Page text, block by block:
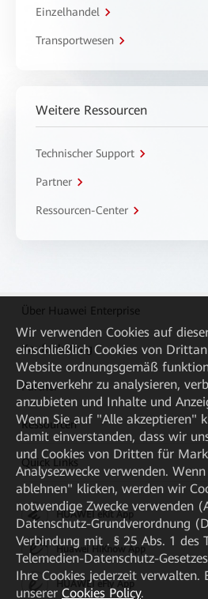
Einzelhandel
Transportwesen
Weitere Ressourcen
Technischer Support
Partner
Ressourcen-Center
Über Huawei Enterprise
Kaufanleitung
Partner
Ressourcen
Quick Links
HUAWEI eKit App
Huawei HiKnow App
HUAWEI eFly App
Wir verwenden Cookies auf
einschließlich Cookies von
Website ordnungsgemäß
Datenverkehr zu analysieren,
anzubieten und Inhalte und
Wenn Sie auf "Alle akzeptieren"
damit einverstanden, dass wir
und Cookies von Dritten für
Analysezwecke verwenden.
ablehnen" klicken, werden wir
notwendige Zwecke verwenden
Datenschutz-Grundverordnung
Verbindung mit . § 25 Abs. 1 des
Telemedien-Datenschutz-
Ihre Cookies jederzeit verwalten.
unserer Cookies Policy.